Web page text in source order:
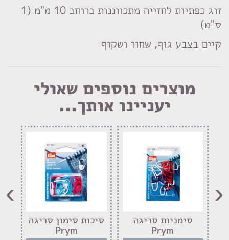
זוג כפתיות לחזייה מתכווננות ברוחב 10 מ"מ (1
ס"מ)
קיים בצבע גוף, שחור ושקוף
מוצרים נוספים שאולי
יעניינו אותך...
סימניות סריגה
Prym
סיכות סימון סריגה
Prym
‹
›